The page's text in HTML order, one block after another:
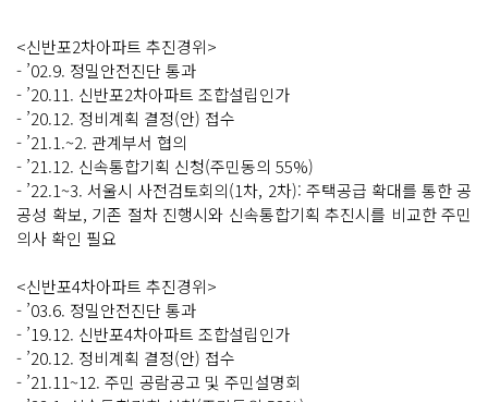
<신반포2차아파트 추진경위>
- ’02.9. 정밀안전진단 통과
- ’20.11. 신반포2차아파트 조합설립인가
- ’20.12. 정비계획 결정(안) 접수
- ’21.1.~2. 관계부서 협의
- ’21.12. 신속통합기획 신청(주민동의 55%)
- ’22.1~3. 서울시 사전검토회의(1차, 2차): 주택공급 확대를 통한 공
공성 확보, 기존 절차 진행시와 신속통합기획 추진시를 비교한 주민
의사 확인 필요
<신반포4차아파트 추진경위>
- ’03.6. 정밀안전진단 통과
- ’19.12. 신반포4차아파트 조합설립인가
- ’20.12. 정비계획 결정(안) 접수
- ’21.11~12. 주민 공람공고 및 주민설명회